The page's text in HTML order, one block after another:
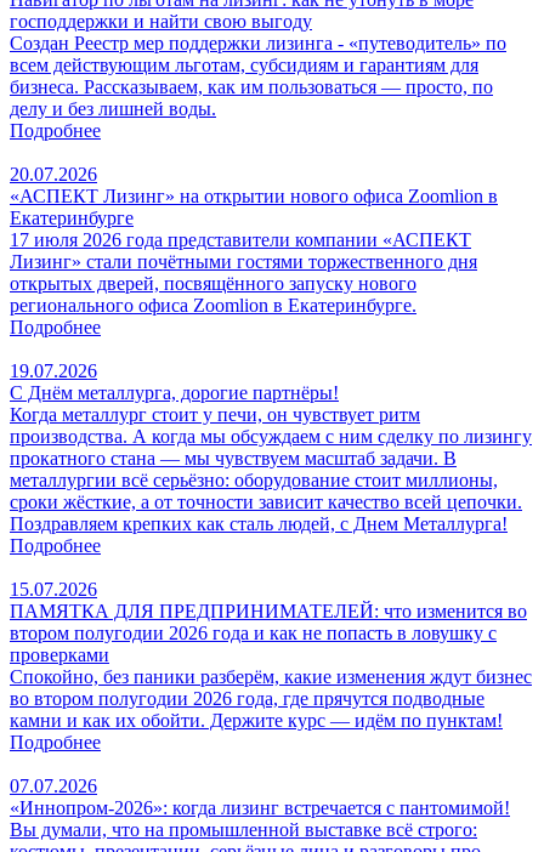
господдержки и найти свою выгоду
Создан Реестр мер поддержки лизинга - «путеводитель» по
всем действующим льготам, субсидиям и гарантиям для
бизнеса. Рассказываем, как им пользоваться — просто, по
делу и без лишней воды.
Подробнее
20.07.2026
«АСПЕКТ Лизинг» на открытии нового офиса Zoomlion в
Екатеринбурге
17 июля 2026 года представители компании «АСПЕКТ
Лизинг» стали почётными гостями торжественного дня
открытых дверей, посвящённого запуску нового
регионального офиса Zoomlion в Екатеринбурге.
Подробнее
19.07.2026
С Днём металлурга, дорогие партнёры!
Когда металлург стоит у печи, он чувствует ритм
производства. А когда мы обсуждаем с ним сделку по лизингу
прокатного стана — мы чувствуем масштаб задачи. В
металлургии всё серьёзно: оборудование стоит миллионы,
сроки жёсткие, а от точности зависит качество всей цепочки.
Поздравляем крепких как сталь людей, с Днем Металлурга!
Подробнее
15.07.2026
ПАМЯТКА ДЛЯ ПРЕДПРИНИМАТЕЛЕЙ: что изменится во
втором полугодии 2026 года и как не попасть в ловушку с
проверками
Спокойно, без паники разберём, какие изменения ждут бизнес
во втором полугодии 2026 года, где прячутся подводные
камни и как их обойти. Держите курс — идём по пунктам!
Подробнее
07.07.2026
«Иннопром-2026»: когда лизинг встречается с пантомимой!
Вы думали, что на промышленной выставке всё строго: